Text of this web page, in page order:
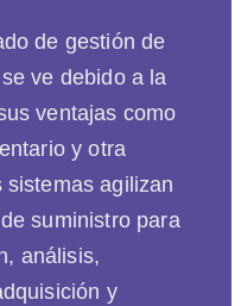
de gestión de
ve debido a la
ventajas como
y otra
agilizan
suministro para
análisis,
y